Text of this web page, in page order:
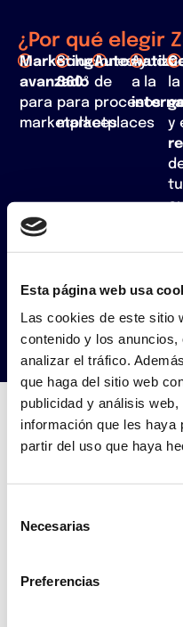
Esta página web usa
Las cookies de este sitio
contenido y los
analizar el tráfico.
que haga del sitio web
publicidad y análisis
información que les haya
partir del uso que haya
Necesarias
Preferencias
¿Por qué elegir
Marketing
avanzado
para
marketplaces
Soluciones
360º
para
marketplaces
de
procesos
Ayuda
a la
la
y
Todo lo
conseguimos
45
nuevas
tiendas